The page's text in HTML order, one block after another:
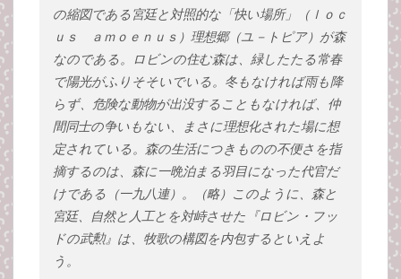
の縮図である宮廷と対照的な「快い場所」（ｌｏｃ
ｕｓ ａｍｏｅｎｕｓ）理想郷（ユ－トピア）が森
なのである。ロビンの住む森は、緑したたる常春
で陽光がふりそそいでいる。冬もなければ雨も降
らず、危険な動物が出没することもなければ、仲
間同士の争いもない、まさに理想化された場に想
定されている。森の生活につきものの不便さを指
摘するのは、森に一晩泊まる羽目になった代官だ
けである（一九八連）。（略）このように、森と
宮廷、自然と人工とを対峙させた『ロビン・フッ
ドの武勲』は、牧歌の構図を内包するといえよ
う。